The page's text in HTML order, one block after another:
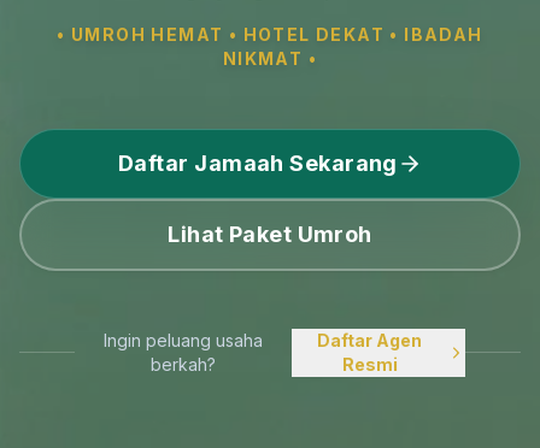
• UMROH HEMAT • HOTEL DEKAT • IBADAH
NIKMAT •
Daftar Jamaah Sekarang
Lihat Paket Umroh
Ingin peluang usaha
berkah?
Daftar Agen
Resmi